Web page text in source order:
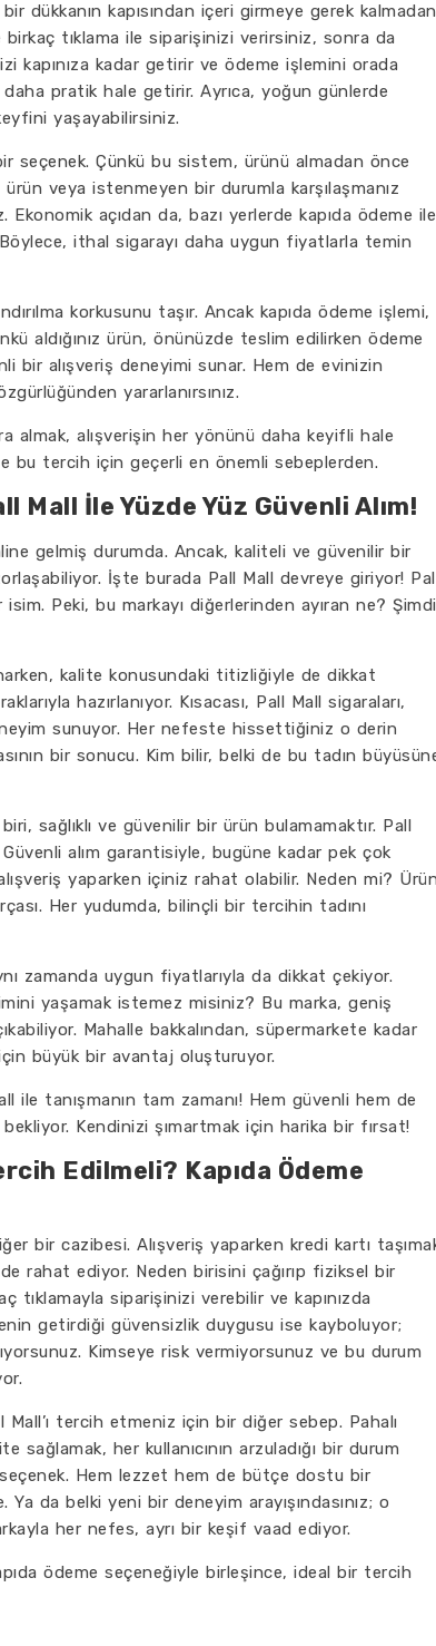
dükkanın kapısından içeri girmeye gerek kalmadan
tıklama ile siparişinizi verirsiniz, sonra da
kapınıza kadar getirir ve ödeme işlemini orada
pratik hale getirir. Ayrıca, yoğun günlerde
yaşayabilirsiniz.
seçenek. Çünkü bu sistem, ürünü almadan önce
veya istenmeyen bir durumla karşılaşmanız
açıdan da, bazı yerlerde kapıda ödeme ile
ithal sigarayı daha uygun fiyatlarla temin
korkusunu taşır. Ancak kapıda ödeme işlemi,
aldığınız ürün, önünüzde teslim edilirken ödeme
bir alışveriş deneyimi sunar. Hem de evinizin
yararlanırsınız.
almak, alışverişin her yönünü daha keyifli hale
bu tercih için geçerli en önemli sebeplerden.
Mall İle Yüzde Yüz Güvenli Alım!
gelmiş durumda. Ancak, kaliteli ve güvenilir bir
İşte burada Pall Mall devreye giriyor!
Peki, bu markayı diğerlerinden ayıran ne? Şimdi
kalite konusundaki titizliğiyle de dikkat
hazırlanıyor. Kısacası, Pall Mall sigaraları,
sunuyor. Her nefeste hissettiğiniz o derin
bir sonucu. Kim bilir, belki de bu tadın
sağlıklı ve güvenilir bir ürün bulamamaktır. Pall
alım garantisiyle, bugüne kadar pek çok
alışveriş yaparken içiniz rahat olabilir. Neden mi?
Her yudumda, bilinçli bir tercihin tadını
zamanda uygun fiyatlarıyla da dikkat çekiyor.
yaşamak istemez misiniz? Bu marka, geniş
Mahalle bakkalından, süpermarkete kadar
büyük bir avantaj oluşturuyor.
ile tanışmanın tam zamanı! Hem güvenli hem de
Kendinizi şımartmak için harika bir fırsat!
Edilmeli? Kapıda Ödeme
bir cazibesi. Alışveriş yaparken kredi kartı
rahat ediyor. Neden birisini çağırıp fiziksel bir
tıklamayla siparişinizi verebilir ve kapınızda
getirdiği güvensizlik duygusu ise kayboluyor;
Kimseye risk vermiyorsunuz ve bu durum
Mall’ı tercih etmeniz için bir diğer sebep. Pahalı
her kullanıcının arzuladığı bir durum
Hem lezzet hem de bütçe dostu bir
da belki yeni bir deneyim arayışındasınız; o
her nefes, ayrı bir keşif vaad ediyor.
ödeme seçeneğiyle birleşince, ideal bir tercih